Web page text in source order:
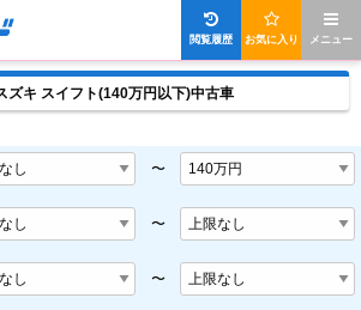
メニュー
お気に入り
閲覧履歴
ズキ スイフト(140万円以下)中古車
〜
〜
〜